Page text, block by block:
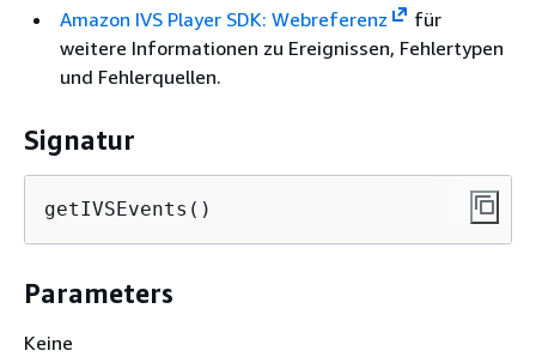
Amazon IVS Player SDK: Webreferenz
für
weitere Informationen zu Ereignissen, Fehlertypen
und Fehlerquellen.
Signatur
getIVSEvents()
Parameters
Keine